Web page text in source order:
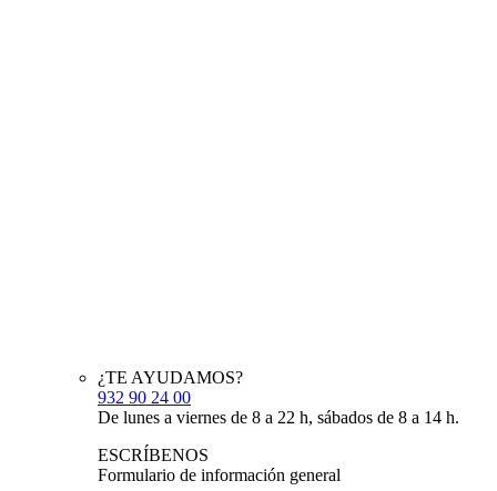
¿TE AYUDAMOS?
932 90 24 00
De lunes a viernes de 8 a 22 h, sábados de 8 a 14 h.
ESCRÍBENOS
Formulario de información general